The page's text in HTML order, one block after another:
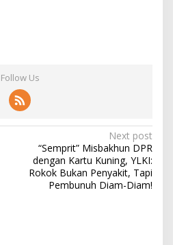
Follow Us
Next post
“Semprit” Misbakhun DPR
dengan Kartu Kuning, YLKI:
Rokok Bukan Penyakit, Tapi
Pembunuh Diam-Diam!